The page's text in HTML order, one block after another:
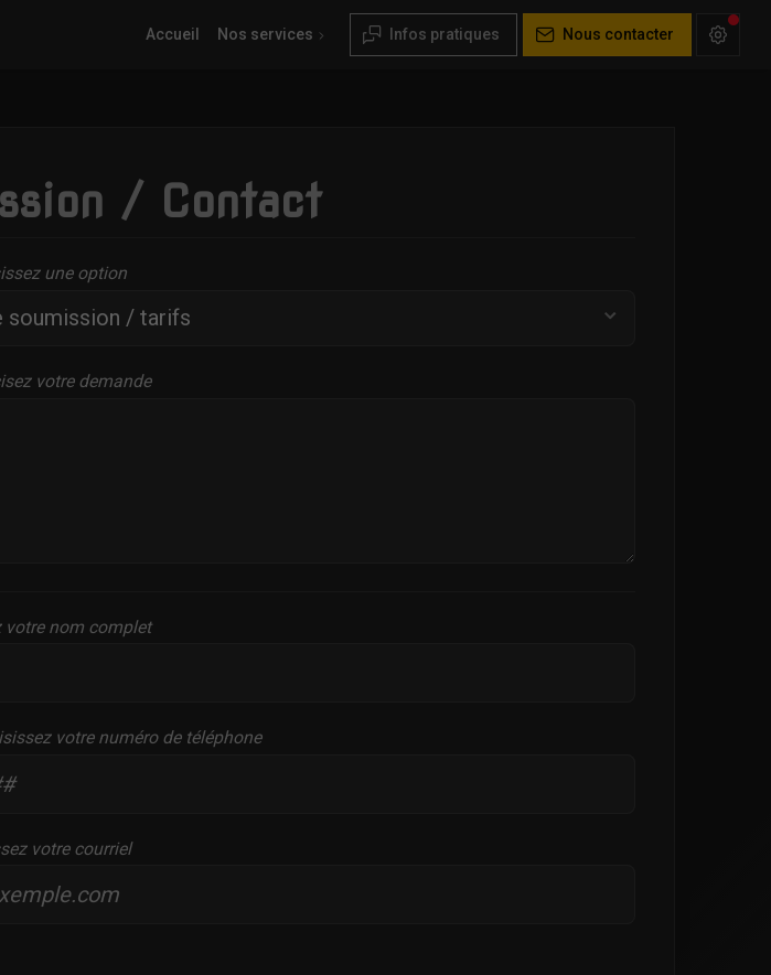
Accueil Nos services Infos pratiques Nous contacter
/ Contact
une option
votre demande
votre nom complet
votre numéro de téléphone
votre courriel